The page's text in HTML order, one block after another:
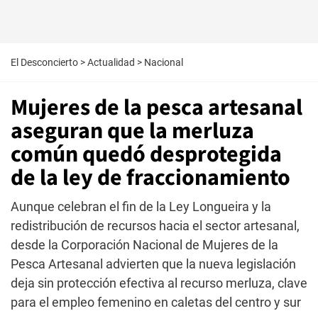
El Desconcierto >Actualidad > Nacional
Mujeres de la pesca artesanal
aseguran que la merluza
común quedó desprotegida
de la ley de fraccionamiento
Aunque celebran el fin de la Ley Longueira y la
redistribución de recursos hacia el sector artesanal,
desde la Corporación Nacional de Mujeres de la
Pesca Artesanal advierten que la nueva legislación
deja sin protección efectiva al recurso merluza, clave
para el empleo femenino en caletas del centro y sur